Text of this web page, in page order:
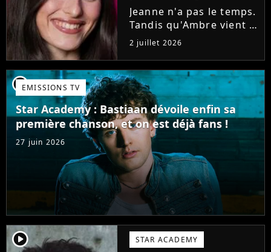
Jeanne n'a pas le temps.
Tandis qu'Ambre vient à
peine de dévoiler son
premier single, l'ex-
candidate de la Star
Academy s'apprête à
sortir un troisième titre
(Les règles) et vient...
2 juillet 2026
player2EMISSIONS TV
Star Academy : Bastiaan dévoile enfin sa
première chanson, et on est déjà fans !
27 juin 2026
player2 STAR ACADEMY